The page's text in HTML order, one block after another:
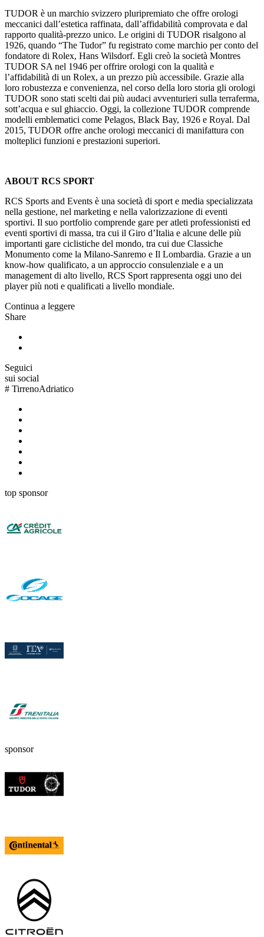
TUDOR è un marchio svizzero pluripremiato che offre orologi
meccanici dall’estetica raffinata, dall’affidabilità comprovata e dal
rapporto qualità-prezzo unico. Le origini di TUDOR risalgono al
1926, quando “The Tudor” fu registrato come marchio per conto del
fondatore di Rolex, Hans Wilsdorf. Egli creò la società Montres
TUDOR SA nel 1946 per offrire orologi con la qualità e
l’affidabilità di un Rolex, a un prezzo più accessibile. Grazie alla
loro robustezza e convenienza, nel corso della loro storia gli orologi
TUDOR sono stati scelti dai più audaci avventurieri sulla terraferma,
sott’acqua e sul ghiaccio. Oggi, la collezione TUDOR comprende
modelli emblematici come Pelagos, Black Bay, 1926 e Royal. Dal
2015, TUDOR offre anche orologi meccanici di manifattura con
molteplici funzioni e prestazioni superiori.
ABOUT RCS SPORT
RCS Sports and Events è una società di sport e media specializzata
nella gestione, nel marketing e nella valorizzazione di eventi
sportivi. Il suo portfolio comprende gare per atleti professionisti ed
eventi sportivi di massa, tra cui il Giro d’Italia e alcune delle più
importanti gare ciclistiche del mondo, tra cui due Classiche
Monumento come la Milano-Sanremo e Il Lombardia. Grazie a un
know-how qualificato, a un approccio consulenziale e a un
management di alto livello, RCS Sport rappresenta oggi uno dei
player più noti e qualificati a livello mondiale.
Continua a leggere
Share
Seguici
sui social
# TirrenoAdriatico
top sponsor
sponsor